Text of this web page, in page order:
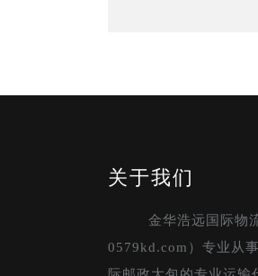
关于我们
金华浩远国际物流
0579kd.com）专业从